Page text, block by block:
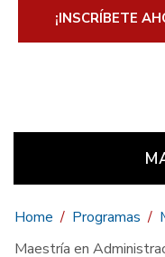
¡INSCRÍBETE
Home Programas
Maestría en